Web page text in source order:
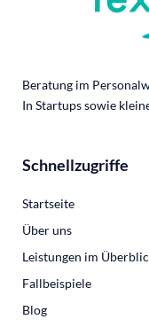
Beratung im
In Startups sowie
Schnellzugriffe
Startseite
Über uns
Leistungen im
Fallbeispiele
Blog